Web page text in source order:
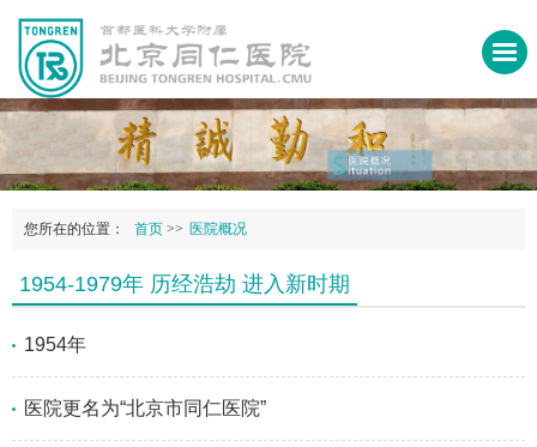
您所在的位置： 首页 >> 医院概况
1954-1979年 历经浩劫 进入新时期
1954年
医院更名为“北京市同仁医院”